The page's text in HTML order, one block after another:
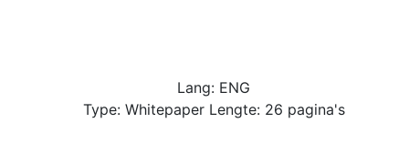
Lang: ENG
Type: Whitepaper Lengte: 26 pagina's